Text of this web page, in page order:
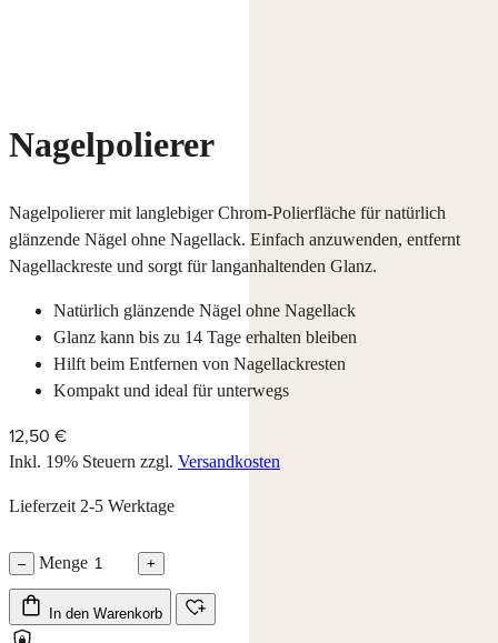
Nagelpolierer
Nagelpolierer mit langlebiger Chrom-Polierfläche für natürlich
glänzende Nägel ohne Nagellack. Einfach anzuwenden, entfernt
Nagellackreste und sorgt für langanhaltenden Glanz.
Natürlich glänzende Nägel ohne Nagellack
Glanz kann bis zu 14 Tage erhalten bleiben
Hilft beim Entfernen von Nagellackresten
Kompakt und ideal für unterwegs
12,50 €
Inkl. 19% Steuern zzgl. Versandkosten
Lieferzeit 2-5 Werktage
– Menge +
In den Warenkorb